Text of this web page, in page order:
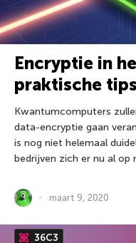
Encryptie in
praktische
Kwantumcomputers
data-encryptie gaan
is nog niet helemaal
bedrijven zich er nu al op
maart 9, 2020
36С3